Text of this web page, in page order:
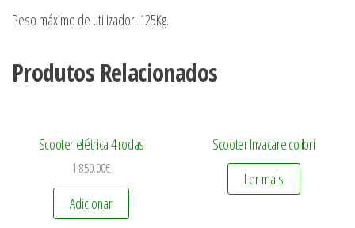
Peso máximo de utilizador: 125Kg.
Produtos Relacionados
Scooter elétrica 4 rodas
1,850.00€
Adicionar
Scooter Invacare colibri
Ler mais